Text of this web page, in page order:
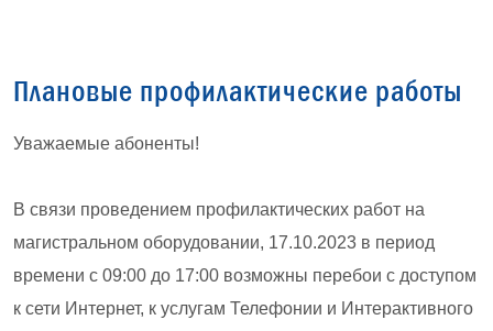
Плановые профилактические работы
Уважаемые абоненты!
В связи проведением профилактических работ на
магистральном оборудовании, 17.10.2023 в период
времени с 09:00 до 17:00 возможны перебои с доступом
к сети Интернет, к услугам Телефонии и Интерактивного